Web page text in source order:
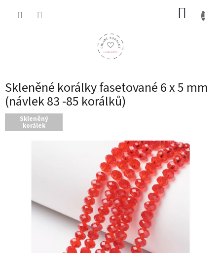
Skleněné korálky fasetované 6 x 5 mm
(návlek 83 -85 korálků)
Skleněný
korálek